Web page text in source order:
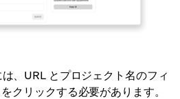
、URL とプロジェクト名のフィ
クリックする必要があります。